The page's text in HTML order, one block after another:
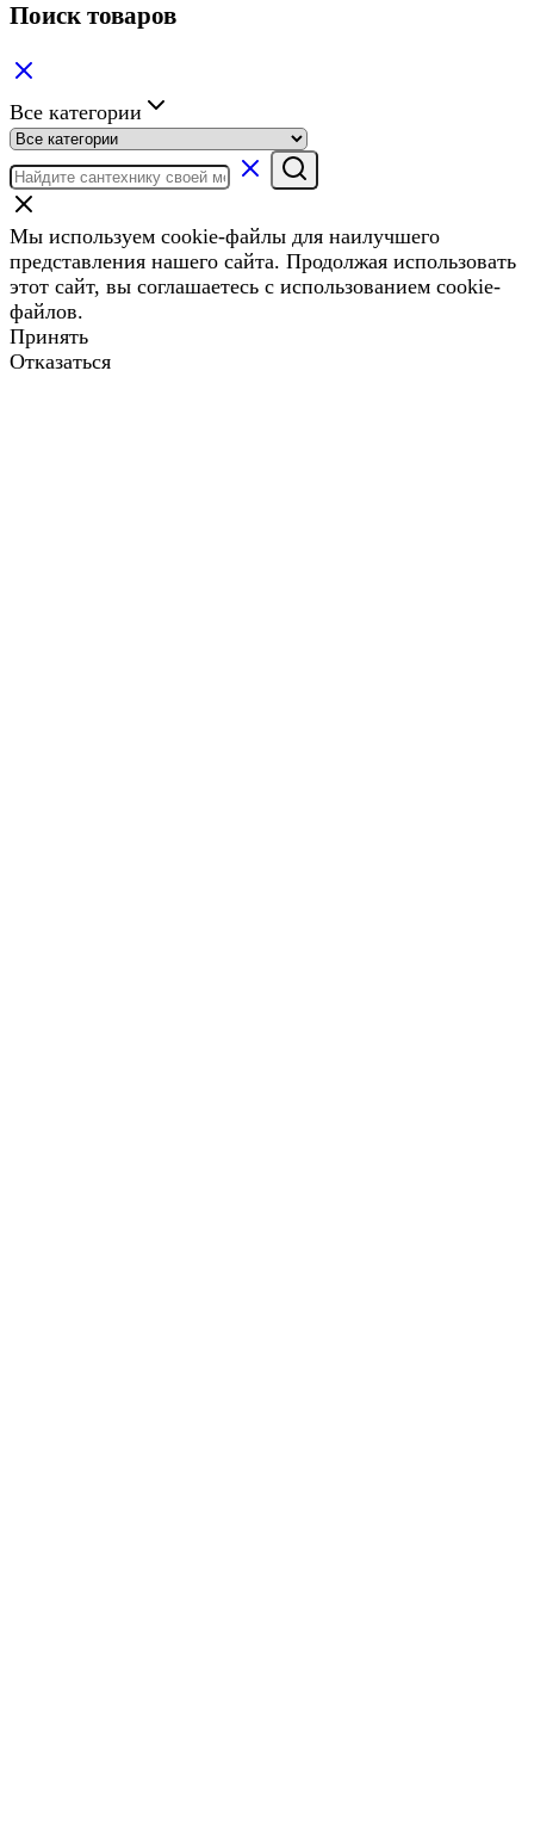
Поиск товаров
Все категории
Мы используем cookie-файлы для наилучшего
представления нашего сайта. Продолжая использовать
этот сайт, вы соглашаетесь с использованием cookie-
файлов.
Принять
Отказаться